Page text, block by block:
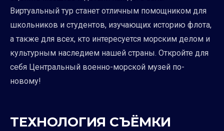
Виртуальный тур станет отличным помощником для
школьников и студентов, изучающих историю флота,
а также для всех, кто интересуется морским делом и
культурным наследием нашей страны. Откройте для
себя Центральный военно-морской музей по-
новому!
ТЕХНОЛОГИЯ СЪЁМКИ